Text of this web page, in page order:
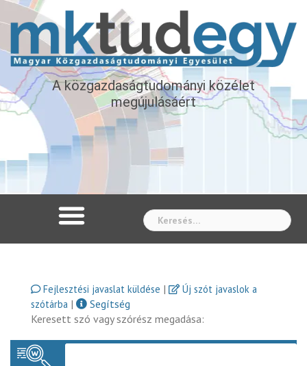
A közgazdaságtudományi közélet
megújulásáért
Fejlesztési javaslat küldése |
Új szót javaslok a
szótárba |
Segítség
Keresett szó vagy szórész megadása: